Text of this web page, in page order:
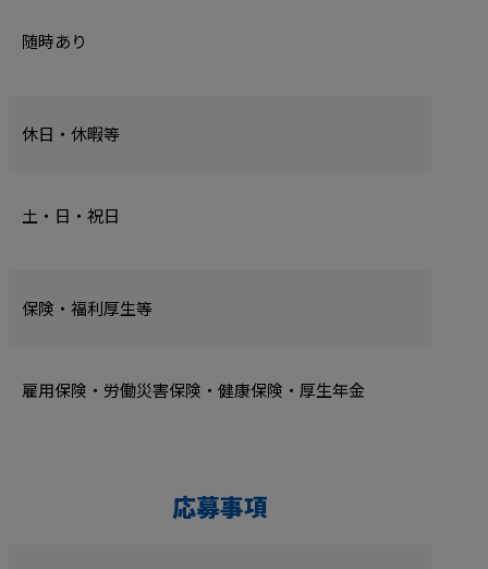
随時あり
休日・休暇等
土・日・祝日
保険・福利厚生等
雇用保険・労働災害保険・健康保険・厚生年金
応募事項